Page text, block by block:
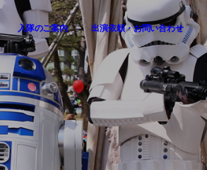
入隊のご案内 出演依頼・お問い合わせ